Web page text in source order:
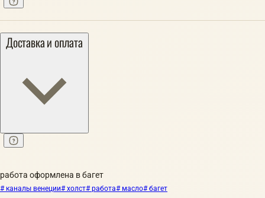
Доставка и оплата
работа оформлена в багет
# каналы венеции# холст# работа# масло# багет